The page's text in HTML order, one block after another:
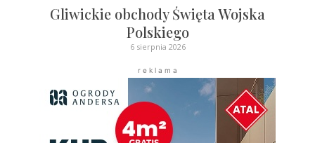
Gliwickie obchody Święta Wojska
Polskiego
6 sierpnia 2026
r e k l a m a